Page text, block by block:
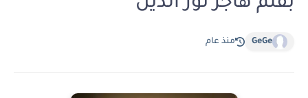
بقلم هاجر نور الدين
GeGe منذ عام